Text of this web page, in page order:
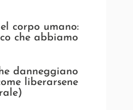
corpo umano:
che abbiamo
danneggiano
liberarsene